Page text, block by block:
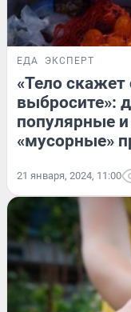
ЕДА ЭКСПЕРТ
«Тело скажет
выбросите»:
популярные
«мусорные»
21 января, 2024, 11:00